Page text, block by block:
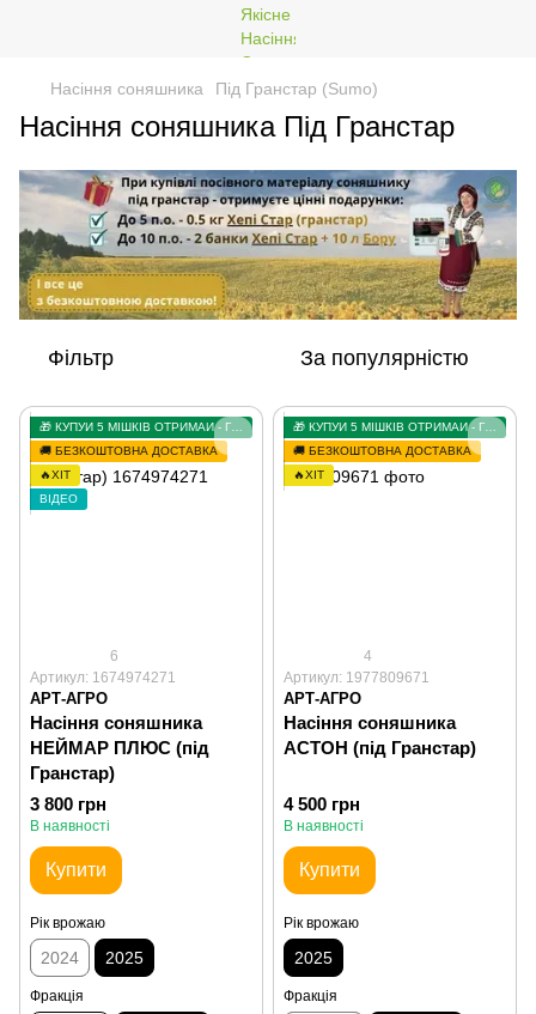
Насіння соняшника Під Гранстар (Sumo)
Насіння соняшника Під Гранстар
Фільтр За популярністю
🚚 БЕЗКОШТОВНА ДОСТАВКА
🔥ХІТ
ВІДЕО
6
Артикул: 1674974271
АРТ-АГРО
Насіння соняшника
НЕЙМАР ПЛЮС (під
Гранстар)
3 800 грн
В наявності
Купити
Рік врожаю
2024 2025
Фракція
🚚 БЕЗКОШТОВНА ДОСТАВКА
🔥ХІТ
4
Артикул: 1977809671
АРТ-АГРО
Насіння соняшника
АСТОН (під Гранстар)
4 500 грн
В наявності
Купити
Рік врожаю
2025
Фракція